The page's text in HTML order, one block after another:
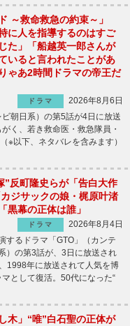
～救命救急の約束～」
に人を指導するのはすご
た」「船越英一郎さんが
いると言われたことがあ
ゃあ2時間ドラマの帝王だ
ドラマ
2026年8月6日
朝日系）の第5話が4日に放送
く、若き救命医・救急隊員・
※以下、ネタバレを含みます）
”反町隆史らが「告白大作
ジサックの娘・梶原叶渚
黒幕の正体は誰」
ドラマ
2026年8月4日
するドラマ「GTO」（カンテ
）の第3話が、3日に放送され
1998年に放送されて人気を博
として復活。50代になった“
木」“唯”白石聖の正体が